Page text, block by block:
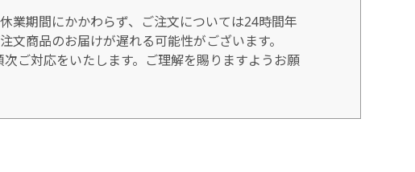
業期間にかかわらず、ご注文については24時間年
商品のお届けが遅れる可能性がございます。
ご対応をいたします。ご理解を賜りますようお願